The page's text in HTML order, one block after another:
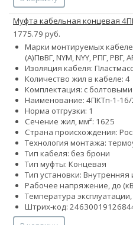
Муфта кабельная концевая
1775.79 руб.
Марки монтируемых
(А)ПвВГ, NYM, NYY, РПГ, РВГ,
Изоляция кабеля:
Количество жил в кабеле: 4
Комплектация: с
Наименование: 4ПКТп-1-16/
Норма отгрузки: 1
Сечение жил, мм²: 1625
Страна происхождения:
Технология монтажа:
Тип кабеля: без брони
Тип муфты: Концевая
Тип установки:
Рабочее напряжение, до
Температура эксплуатации,
Штрих-код: